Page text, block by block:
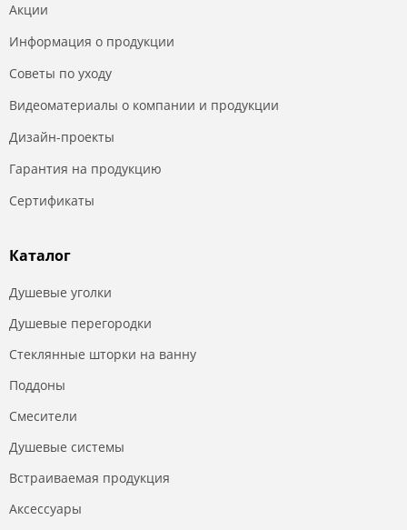
Акции
Информация о продукции
Советы по уходу
Видеоматериалы о компании и продукции
Дизайн-проекты
Гарантия на продукцию
Сертификаты
Каталог
Душевые уголки
Душевые перегородки
Стеклянные шторки на ванну
Поддоны
Смесители
Душевые системы
Встраиваемая продукция
Аксессуары